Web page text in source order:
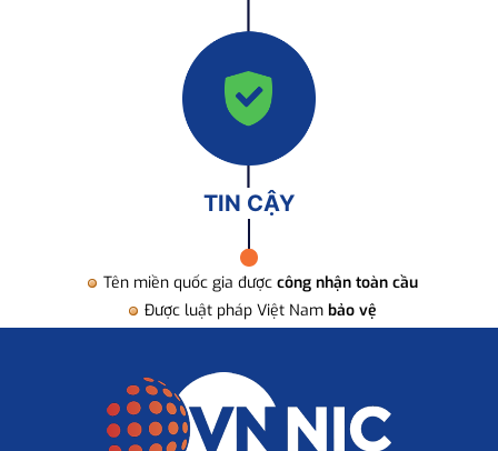
TIN CẬY
Tên miền quốc gia được công nhận toàn cầu
Được luật pháp Việt Nam bảo vệ